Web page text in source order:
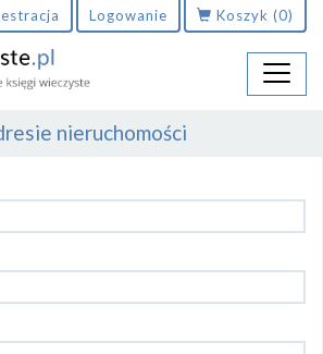
Logowanie Koszyk (0)
nieruchomości